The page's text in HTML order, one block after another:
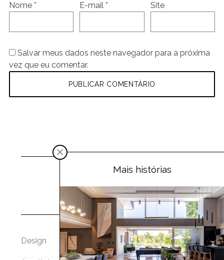
Nome * E-mail* Site
Salvar meus dados neste navegador para a próxima
vez que eu comentar.
Design
Mais histórias